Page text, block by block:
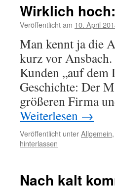
Wirklich
Veröffentlicht am 10. April
Man kennt ja die
kurz vor
Kunden „auf dem
Geschichte: Der
größeren Firma
Weiterlesen →
Veröffentlicht unterAllgemein,
hinterlassen
Nach kalt